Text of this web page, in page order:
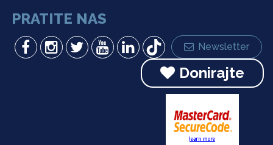
PRATITE NAS
Newsletter
Donirajte